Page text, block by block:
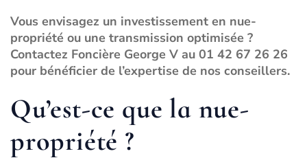
Vous envisagez un investissement en nue-
propriété ou une transmission optimisée ?
Contactez Foncière George V au 01 42 67 26 26
pour bénéficier de l’expertise de nos conseillers.
Qu’est-ce que la nue-
propriété ?